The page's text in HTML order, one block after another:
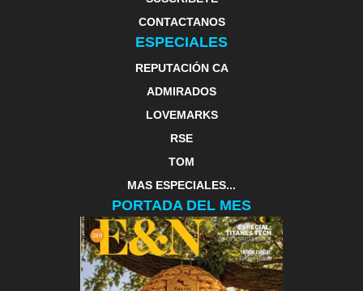
CONTACTANOS
ESPECIALES
REPUTACIÓN CA
ADMIRADOS
LOVEMARKS
RSE
TOM
MAS ESPECIALES...
PORTADA DEL MES